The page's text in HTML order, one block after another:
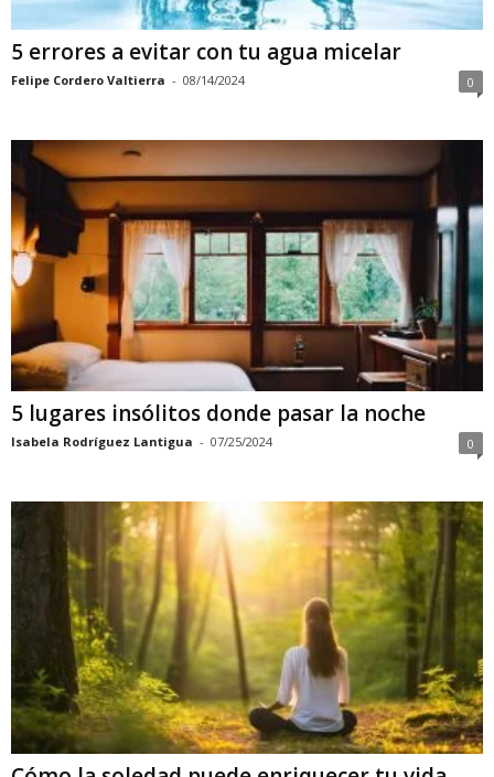
5 errores a evitar con tu agua micelar
Felipe Cordero Valtierra - 08/14/2024 0
5 lugares insólitos donde pasar la noche
Isabela Rodríguez Lantigua - 07/25/2024 0